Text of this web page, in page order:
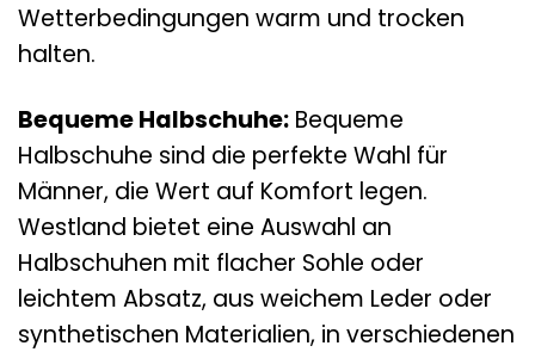
Wetterbedingungen warm und trocken
halten.
Bequeme Halbschuhe: Bequeme
Halbschuhe sind die perfekte Wahl für
Männer, die Wert auf Komfort legen.
Westland bietet eine Auswahl an
Halbschuhen mit flacher Sohle oder
leichtem Absatz, aus weichem Leder oder
synthetischen Materialien, in verschiedenen